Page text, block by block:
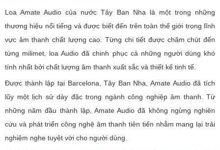
Loa Amate Audio của nước Tây Ban Nha là một trong những
thương hiệu nổi tiếng và được biết đến trên toàn thế giới trong lĩnh
vực âm thanh chất lượng cao. Từng chi tiết được chăm chút đến
từng milimet, loa Audio đã chinh phục cả những người dùng khó
tính nhất bởi chất lượng âm thanh xuất sắc và thiết kế tinh tế.
Được thành lập tại Barcelona, Tây Ban Nha, Amate Audio đã tích
lũy một lịch sử dày đặc trong ngành công nghiệp âm thanh. Từ
những năm đầu thành lập, Amate Audio đã không ngừng nghiên
cứu và phát triển công nghệ âm thanh tiên tiến nhằm mang lại trải
nghiệm nghe tuyệt vời cho người dùng.